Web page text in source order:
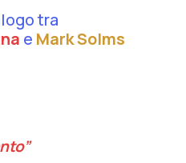
tra
e Mark Solms